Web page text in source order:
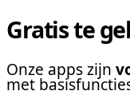
Gratis te
Onze apps zijn
met